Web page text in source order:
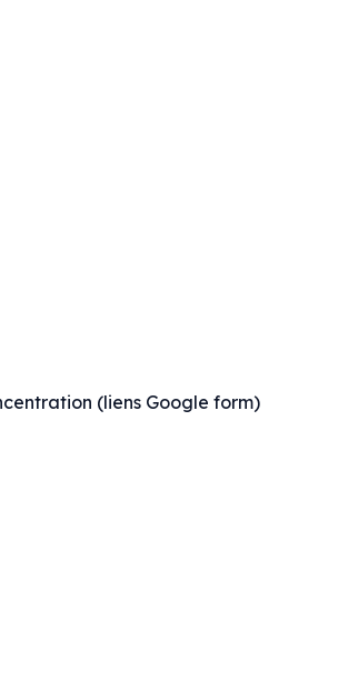
(liens Google form)